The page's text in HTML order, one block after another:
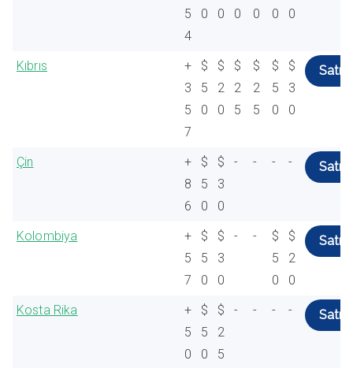
5
4
0
0
0
0
0
0
Kıbrıs
+
3
5
7
$
5
0
$
2
0
$
2
5
$
2
5
$
5
0
$
3
0
Satın
Çin
+
8
6
$
5
0
$
3
0
- - - - Satın
Kolombiya
+
5
7
$
5
0
$
3
0
- -
$
5
0
$
2
0
Satın
Kosta Rika
+
5
0
$
5
0
$
2
5
- - - - Satın